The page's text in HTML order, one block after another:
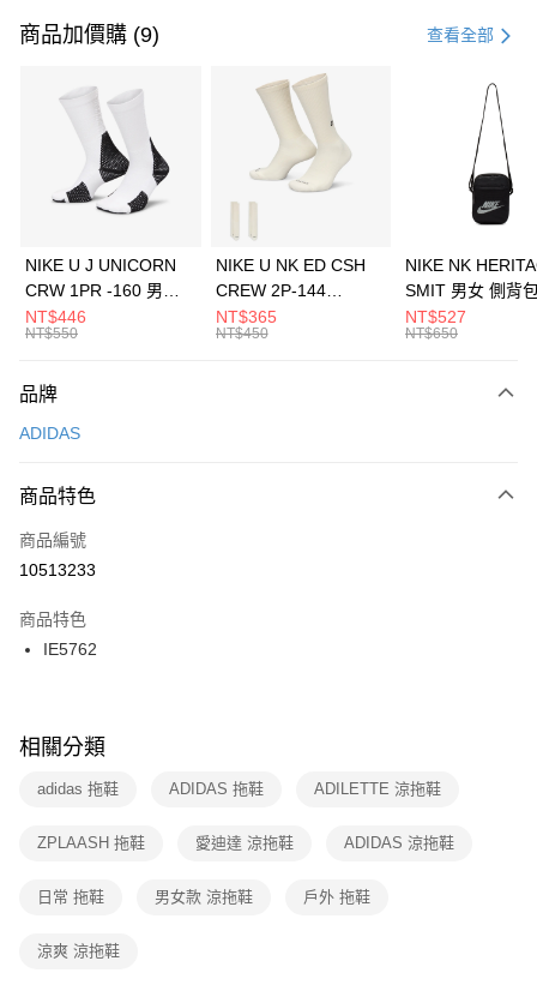
信用卡一次付款
3 期 0 利率 每期 21家銀行
合作金庫商業銀行
第一商業銀行
華南商業銀行
彰化商業銀行
上海商業儲蓄銀行
元大商業銀行
台灣樂天信用卡公司
Apple Pay
全盈+PAY
AFTEE先享後付
【關於「AFTEE先享後付」】
便利好安心！
３．安心：先確認商品／服務後，再付款。
【「AFTEE先享後付」結帳流程】
１．於結帳方式選擇「AFTEE先享後付」後，將跳轉至「AFTEE先享後付」
２．訂單成立數日內，您將收到繳費通知簡訊。
３．收到繳費通知簡訊後14天內，點擊此簡訊中的連結，可透過四大超商／
ATM／網路銀行／等多元方式進行付款，方視為交易完成。
※ 交易是否成功請以「AFTEE先享後付 」之結帳頁面顯示為準，若有關於
是否繳費成功／繳費後需取消欲退款等相關疑問，請聯繫「AFTEE先享後付
客戶支援中心」
https://netprotections.freshdesk.com/support/home
１．透過由恩沛科技股份有限公司提供之「AFTEE先享後付」服務完成之交
權轉讓予恩沛科技股份有限公司。
３．未成年的使用者請事先徵得法定代理人或監護人之同意方可使用
運送方式
每筆NT$100，滿NT$1,500(含以上)免運費
宅配
每筆NT$100，滿NT$1,500(含以上)免運費
付款後門市自取
每筆NT$100，滿NT$1,500(含以上)免運費
商品加價購 (9) 查看全部
NIKE U J UNICORN
CRW 1PR -160 男女
中統襪 FZ3393100
NT$446
NT$550
NIKE U NK ED CSH
CREW 2P-144
EMBRDY 男女 短統襪
FZ3073133
NT$365
NT$450
NIKE NK
SMIT 男女 側背
BA5871010
NT$527
NT$650
品牌
ADIDAS
商品特色
商品編號
10513233
商品特色
IE5762
相關分類
adidas 拖鞋 ADIDAS 拖鞋 ADILETTE 涼拖鞋
ZPLAASH 拖鞋 愛迪達 涼拖鞋 ADIDAS 涼拖鞋
日常 拖鞋 男女款 涼拖鞋 戶外 拖鞋
涼爽 涼拖鞋